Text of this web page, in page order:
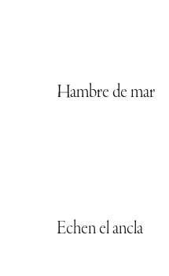
Hambre de mar
Echen el ancla